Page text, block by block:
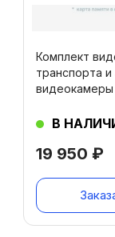
19 950 ₽
Комплект
транспорта
видеокамеры
В